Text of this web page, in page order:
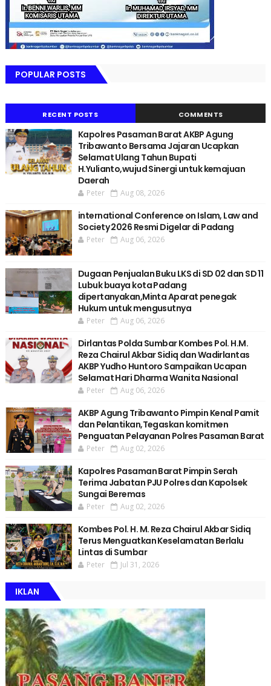
POPULAR POSTS
RECENT POSTS COMMENTS
Kapolres Pasaman Barat AKBP Agung
Tribawanto Bersama Jajaran Ucapkan
Selamat Ulang Tahun Bupati
H.Yulianto,wujud Sinergi untuk kemajuan
Daerah
Peter Aug 08, 2026
international Conference on Islam, Law and
Society 2026 Resmi Digelar di Padang
Peter Aug 06, 2026
Dugaan Penjualan Buku LKS di SD 02 dan SD 11
Lubuk buaya kota Padang
dipertanyakan,Minta Aparat penegak
Hukum untuk mengusutnya
Peter Aug 06, 2026
Dirlantas Polda Sumbar Kombes Pol. H.M.
Reza Chairul Akbar Sidiq dan Wadirlantas
AKBP Yudho Huntoro Sampaikan Ucapan
Selamat Hari Dharma Wanita Nasional
Peter Aug 06, 2026
AKBP Agung Tribawanto Pimpin Kenal Pamit
dan Pelantikan,Tegaskan komitmen
Penguatan Pelayanan Polres Pasaman Barat
Peter Aug 02, 2026
Kapolres Pasaman Barat Pimpin Serah
Terima Jabatan PJU Polres dan Kapolsek
Sungai Beremas
Peter Aug 02, 2026
Kombes Pol. H. M. Reza Chairul Akbar Sidiq
Terus Menguatkan Keselamatan Berlalu
Lintas di Sumbar
Peter Jul 31, 2026
IKLAN